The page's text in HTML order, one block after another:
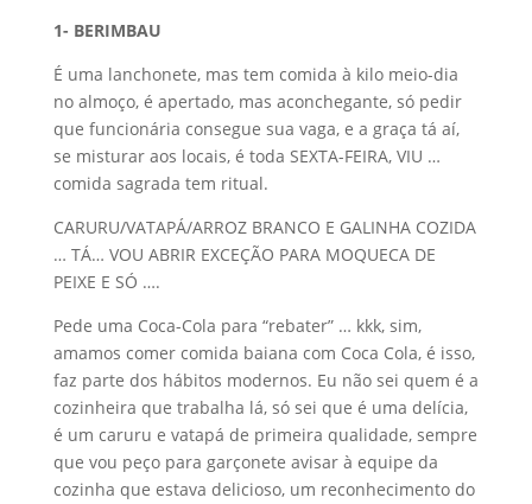
1- BERIMBAU
É uma lanchonete, mas tem comida à kilo meio-dia
no almoço, é apertado, mas aconchegante, só pedir
que funcionária consegue sua vaga, e a graça tá aí,
se misturar aos locais, é toda SEXTA-FEIRA, VIU …
comida sagrada tem ritual.
CARURU/VATAPÁ/ARROZ BRANCO E GALINHA COZIDA
… TÁ… VOU ABRIR EXCEÇÃO PARA MOQUECA DE
PEIXE E SÓ ….
Pede uma Coca-Cola para “rebater” … kkk, sim,
amamos comer comida baiana com Coca Cola, é isso,
faz parte dos hábitos modernos. Eu não sei quem é a
cozinheira que trabalha lá, só sei que é uma delícia,
é um caruru e vatapá de primeira qualidade, sempre
que vou peço para garçonete avisar à equipe da
cozinha que estava delicioso, um reconhecimento do